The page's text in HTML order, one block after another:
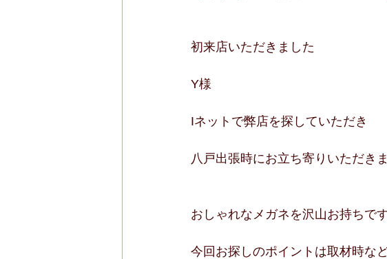
初来店いただきました
Y様
Iネットで弊店を探していただき
八戸出張時にお立ち寄りいただきま
おしゃれなメガネを沢山お持ちで
今回お探しのポイントは取材時な